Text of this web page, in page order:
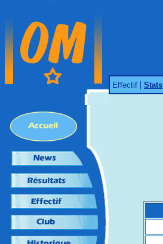
Effectif | Stats